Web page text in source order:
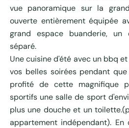
vue panoramique sur la
ouverte entièrement équipée
grand espace buanderie,
séparé.
Une cuisine d'été avec un bbq
vos belles soirées pendant
profité de cette magnifique
sportifs une salle de sport
plus une douche et un
appartement indépendant). En